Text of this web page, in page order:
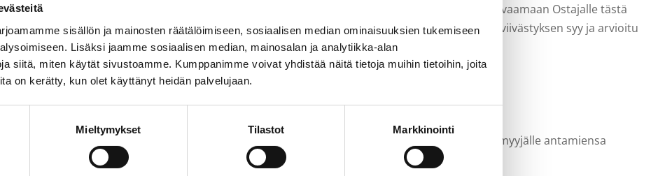
sisällön ja mainosten räätälöimiseen, sosiaalisen median ominaisuuksien tukemiseen
Lisäksi jaamme sosiaalisen median, mainosalan ja analytiikka-alan
siitä, miten käytät sivustoamme. Kumppanimme voivat yhdistää näitä tietoja muihin tietoihin, joita
on kerätty, kun olet käyttänyt heidän palvelujaan.
Mieltymykset Tilastot Markkinointi
ei ole täyttänyt sopimustaan ja toimitus tämän takia viivästyy, Myyjä ei ole velvollinen korvaamaan Ostajalle tästä
heti viivästyksestä tiedon saatuaan ilmoittamaan siitä ostajalle. Samalla tulee ilmoittaa viivästyksen syy ja arvioitu
saamisesta reklamoida viivästyksestä, ja oikeus purkaa sopimus.
sopimuksessa määriteltyjen ja muiden myyjän antamien tietojen mukaisesti. Ostaja vastaa myyjälle antamiensa